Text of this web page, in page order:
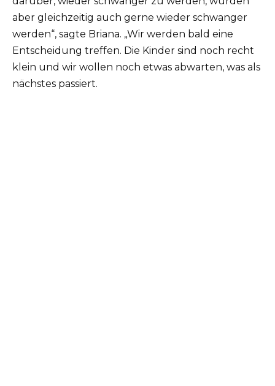
aber gleichzeitig auch gerne wieder schwanger
werden“, sagte Briana. „Wir werden bald eine
Entscheidung treffen. Die Kinder sind noch recht
klein und wir wollen noch etwas abwarten, was als
nächstes passiert.